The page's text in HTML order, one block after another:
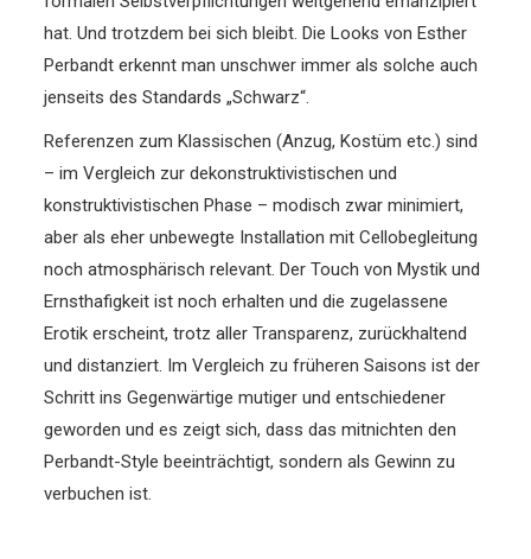
hat. Und trotzdem bei sich bleibt. Die Looks von Esther
Perbandt erkennt man unschwer immer als solche auch
jenseits des Standards „Schwarz“.
Referenzen zum Klassischen (Anzug, Kostüm etc.) sind
– im Vergleich zur dekonstruktivistischen und
konstruktivistischen Phase – modisch zwar minimiert,
aber als eher unbewegte Installation mit Cellobegleitung
noch atmosphärisch relevant. Der Touch von Mystik und
Ernsthafigkeit ist noch erhalten und die zugelassene
Erotik erscheint, trotz aller Transparenz, zurückhaltend
und distanziert. Im Vergleich zu früheren Saisons ist der
Schritt ins Gegenwärtige mutiger und entschiedener
geworden und es zeigt sich, dass das mitnichten den
Perbandt-Style beeinträchtigt, sondern als Gewinn zu
verbuchen ist.